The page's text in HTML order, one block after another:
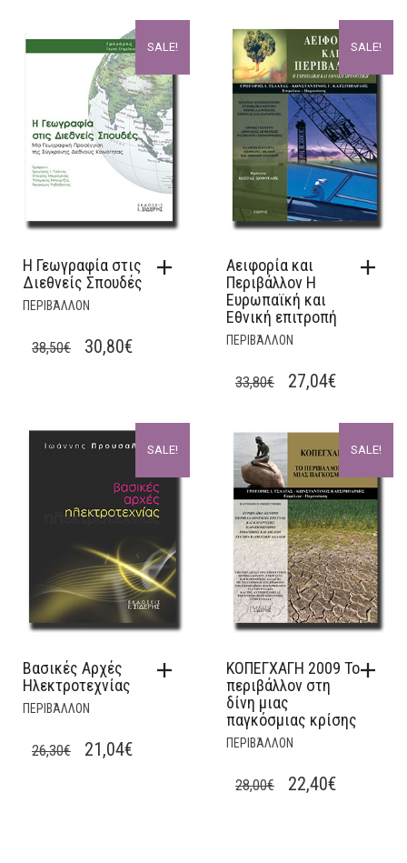
SALE!
Η Γεωγραφία στις
Διεθνείς Σπουδές
ΠΕΡΙΒΆΛΛΟΝ
38,50€
ORIGINAL
30,80€CURRENT
30,80€.
SALE!
Αειφορία και
Περιβάλλον Η
Ευρωπαϊκή και
Εθνική επιτροπή
ΠΕΡΙΒΆΛΛΟΝ
33,80€
ORIGINAL
WAS:
33,80€.
27,04€CURRENT
IS:
27,04€.
SALE!
Βασικές Αρχές
Ηλεκτροτεχνίας
ΠΕΡΙΒΆΛΛΟΝ
26,30€
ORIGINAL
21,04€CURRENT
SALE!
ΚΟΠΕΓΧΑΓΗ 2009 Το
περιβάλλον στη
δίνη μιας
παγκόσμιας κρίσης
ΠΕΡΙΒΆΛΛΟΝ
28,00€
ORIGINAL
22,40€CURRENT